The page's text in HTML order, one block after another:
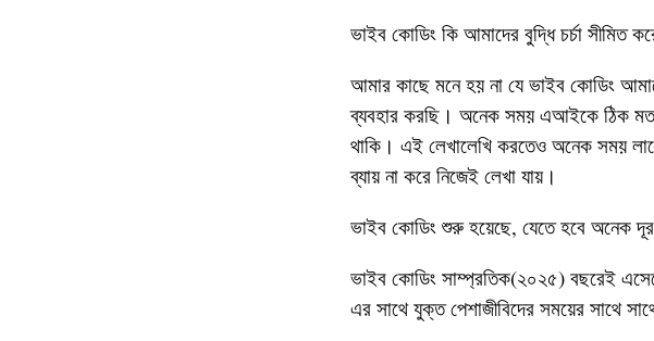
ভাইব কোডিং কি আমাদের বুদ্ধি চর্চা সীমিত
আমার কাছে মনে হয় না যে ভাইব কোডিং
ব্যবহার করছি। অনেক সময় এআইকে ঠিক মত
থাকি। এই লেখালেখি করতেও অনেক সময়
ব্যায় না করে নিজেই লেখা যায়।
ভাইব কোডিং শুরু হয়েছে, যেতে হবে অনেক
ভাইব কোডিং সাম্প্রতিক(২০২৫) বছরেই
এর সাথে যুক্ত পেশাজীবিদের সময়ের সাথে